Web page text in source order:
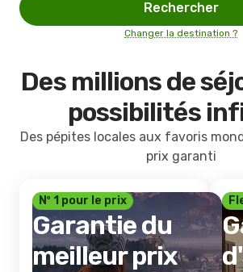
Rechercher
Changer la destination ?
Des millions de
possibilités
Des pépites locales aux favoris
prix garanti
Nº 1 pour le prix
Garantie du
meilleur prix